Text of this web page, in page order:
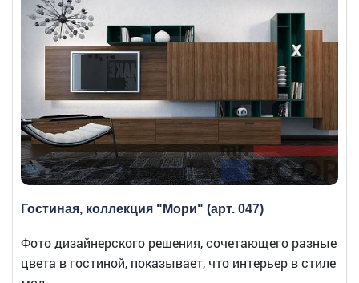
Гостиная, коллекция "Мори" (арт. 047)
Фото дизайнерского решения, сочетающего разные
цвета в гостиной, показывает, что интерьер в стиле